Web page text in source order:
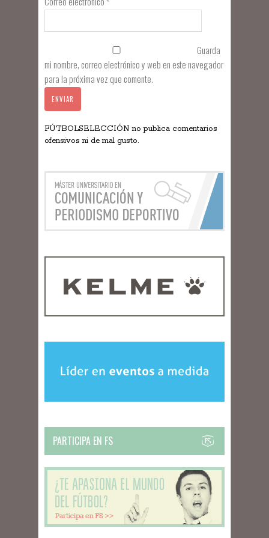
*
Guarda
mi nombre, correo electrónico y web en este navegador
para la próxima vez que comente.
FÚTBOLSELECCIÓN no publica comentarios
ofensivos ni de mal gusto.
PARTICIPA EN FS